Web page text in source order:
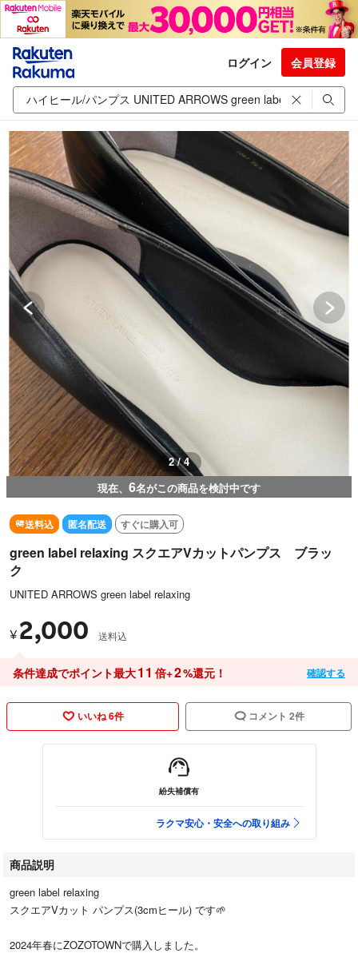
ログイン 会員登録
2 / 4
現在、 6名がこの商品を検討中です
送料込 匿名配送 すぐに購入可
green label relaxing スクエアVカットパンプス ブラッ
ク
UNITED ARROWS green label relaxing
¥ 2,000 送料込
条件達成でポイント最大11 倍+2%還元！ 確認する
いいね 6件 コメント 2件
紛失補償有
ラクマ安心・安全への取り組み
商品説明
green label relaxing
スクエアVカット パンプス(3cmヒール) です🌱
2024年春にZOZOTOWNで購入しました。